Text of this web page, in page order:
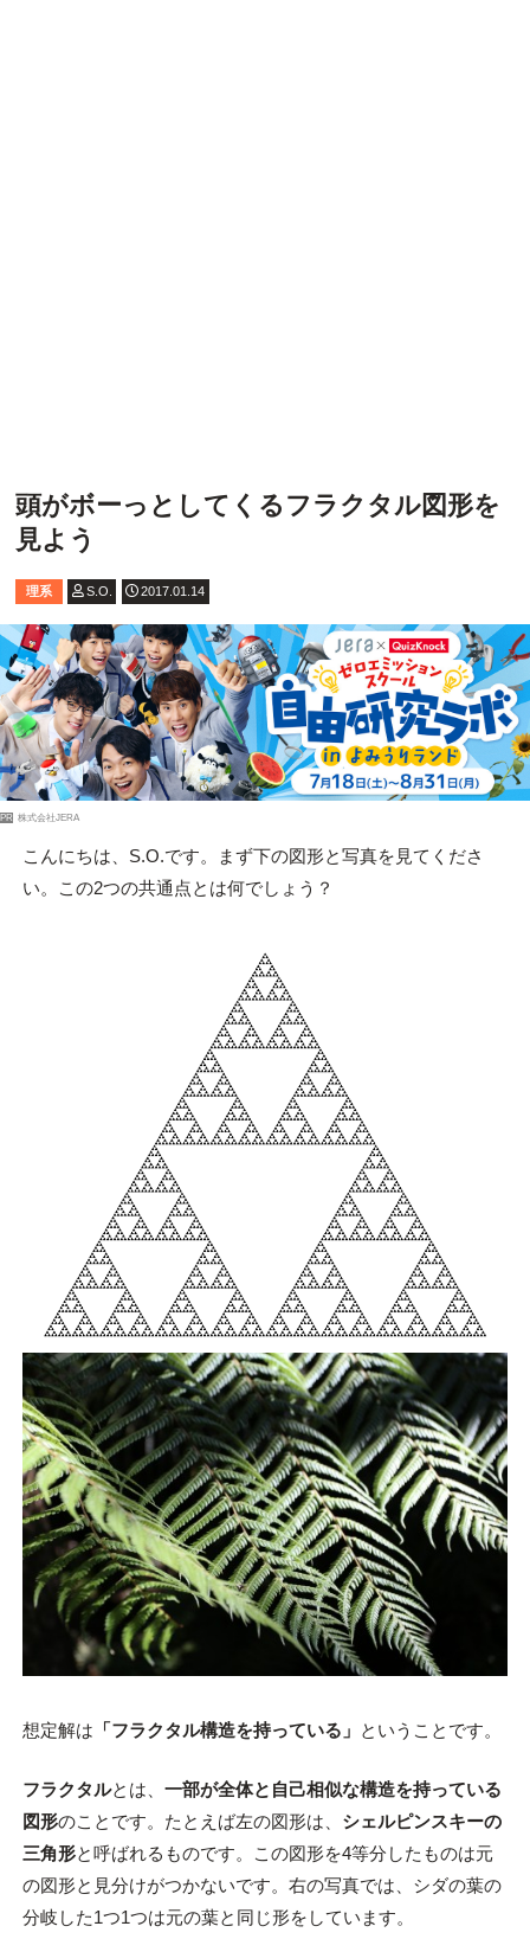
頭がボーっとしてくるフラクタル図形を
見よう
理系 S.O. 2017.01.14
PR 株式会社JERA
こんにちは、S.O.です。まず下の図形と写真を見てくださ
い。この2つの共通点とは何でしょう？
想定解は 「フラクタル構造を持っている」 ということです。
フラクタルとは、 一部が全体と自己相似な構造を持っている
図形のことです。たとえば左の図形は、 シェルピンスキーの
三角形と呼ばれるものです。この図形を4等分したものは元
の図形と見分けがつかないです。右の写真では、シダの葉の
分岐した1つ1つは元の葉と同じ形をしています。